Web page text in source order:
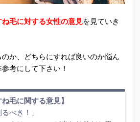
ね毛に対する女性の意見を見ていき
か、どちらにすれば良いのか悩ん
考にして下さい！
毛に関する意見】
べき！」